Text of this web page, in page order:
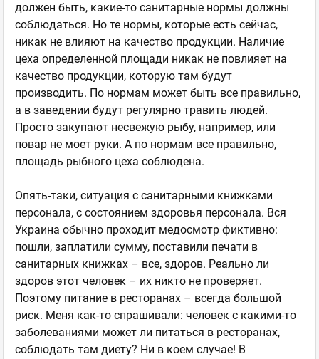
должен быть, какие-то санитарные нормы должны
соблюдаться. Но те нормы, которые есть сейчас,
никак не влияют на качество продукции. Наличие
цеха определенной площади никак не повлияет на
качество продукции, которую там будут
производить. По нормам может быть все правильно,
а в заведении будут регулярно травить людей.
Просто закупают несвежую рыбу, например, или
повар не моет руки. А по нормам все правильно,
площадь рыбного цеха соблюдена.
Опять-таки, ситуация с санитарными книжками
персонала, с состоянием здоровья персонала. Вся
Украина обычно проходит медосмотр фиктивно:
пошли, заплатили сумму, поставили печати в
санитарных книжках – все, здоров. Реально ли
здоров этот человек – их никто не проверяет.
Поэтому питание в ресторанах – всегда большой
риск. Меня как-то спрашивали: человек с какими-то
заболеваниями может ли питаться в ресторанах,
соблюдать там диету? Ни в коем случае! В